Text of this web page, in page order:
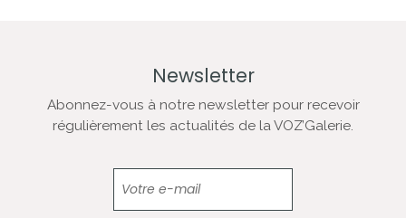
Newsletter
Abonnez-vous à notre newsletter pour recevoir
régulièrement les actualités de la VOZ’Galerie.